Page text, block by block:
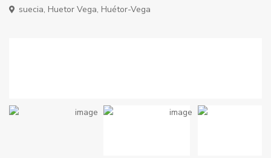
suecia, Huetor Vega, Huétor-Vega